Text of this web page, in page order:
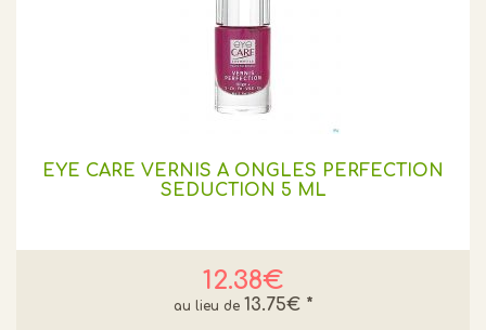
EYE CARE VERNIS A ONGLES PERFECTION
SEDUCTION 5 ML
12.38€
13.75€ *